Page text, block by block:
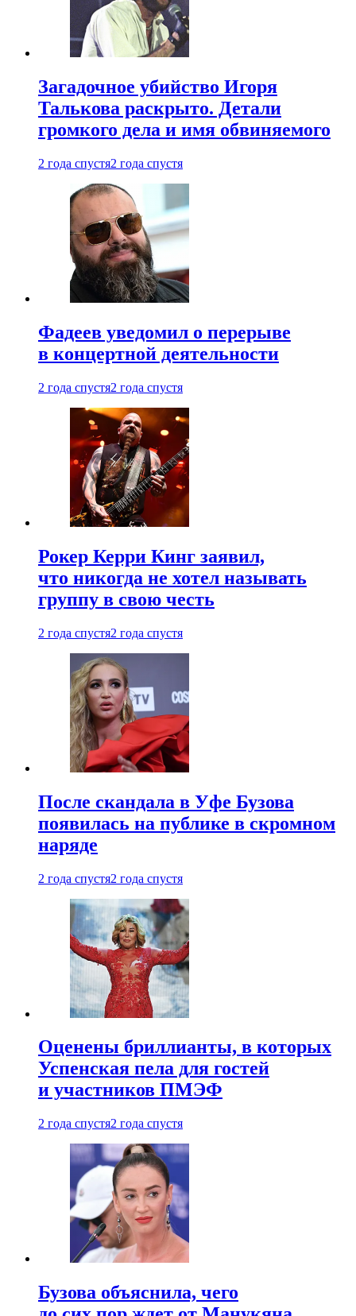
Загадочное убийство Игоря
Талькова раскрыто. Детали
громкого дела и имя обвиняемого
2 года спустя2 года спустя
Фадеев уведомил о перерыве
в концертной деятельности
2 года спустя2 года спустя
Рокер Керри Кинг заявил,
что никогда не хотел называть
группу в свою честь
2 года спустя2 года спустя
После скандала в Уфе Бузова
появилась на публике в скромном
наряде
2 года спустя2 года спустя
Оценены бриллианты, в которых
Успенская пела для гостей
и участников ПМЭФ
2 года спустя2 года спустя
Бузова объяснила, чего